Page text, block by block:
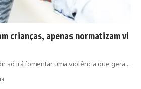
crianças, apenas normatizam vi
só irá fomentar uma violência que gera…